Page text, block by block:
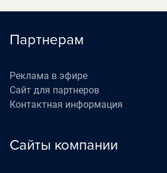
Партнерам
Реклама в эфире
Сайт для партнеров
Контактная информация
Сайты компании